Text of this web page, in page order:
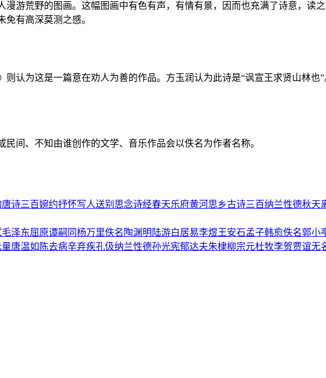
游荒野的图画。这幅图画中有色有声，有情有景，因而也充满了诗意，读
有高深莫测之感。
认为这是一篇意在劝人为善的作品。方玉润认为此诗是“讽宣王求贤山林也
间、不知由谁创作的文学、音乐作品会以佚名为作者名称。
唐诗三百婉约抒怀写人送别 思念诗经春天乐府黄河思乡古诗三百纳兰性德秋天
毛泽东屈原谭嗣同杨万里佚名 陶渊明 陆游白居易李煜王安石孟子韩愈佚名郭小
量唐温如 陈去病辛弃疾孔伋纳兰性德孙光宪郁达夫朱棣柳宗元杜牧李贺贾谊无